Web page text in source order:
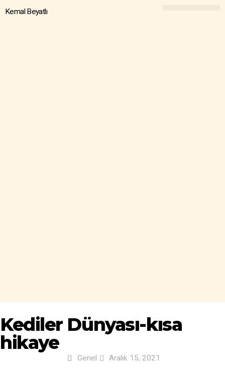
Kemal Beyatlı
Kediler Dünyası-kısa
hikaye
Genel Aralık 15, 2021